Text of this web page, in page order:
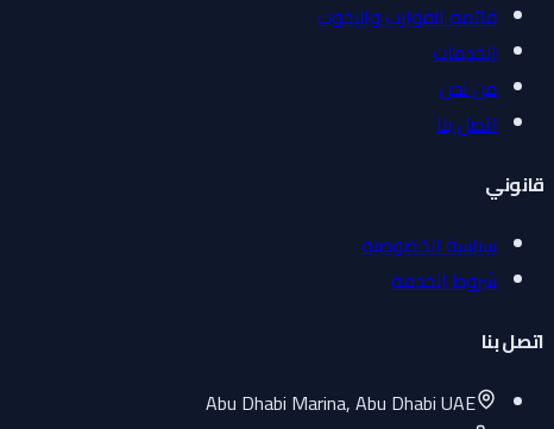
قائمة القوارب واليخوت
الخدمات
من نحن
اتصل بنا
قانوني
سياسة الخصوصية
شروط الخدمة
اتصل بنا
Abu Dhabi Marina, Abu Dhabi UAE